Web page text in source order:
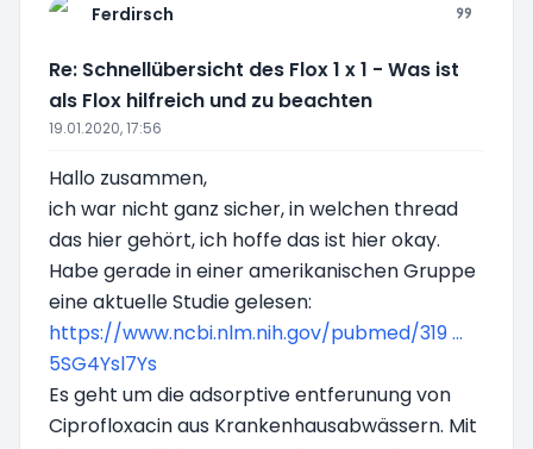
Ferdirsch
Re: Schnellübersicht des Flox 1 x 1 - Was ist
als Flox hilfreich und zu beachten
19.01.2020, 17:56
Hallo zusammen,
ich war nicht ganz sicher, in welchen thread
das hier gehört, ich hoffe das ist hier okay.
Habe gerade in einer amerikanischen Gruppe
eine aktuelle Studie gelesen:
https://www.ncbi.nlm.nih.gov/pubmed/319 ...
5SG4Ysl7Ys
Es geht um die adsorptive entferunung von
Ciprofloxacin aus Krankenhausabwässern. Mit